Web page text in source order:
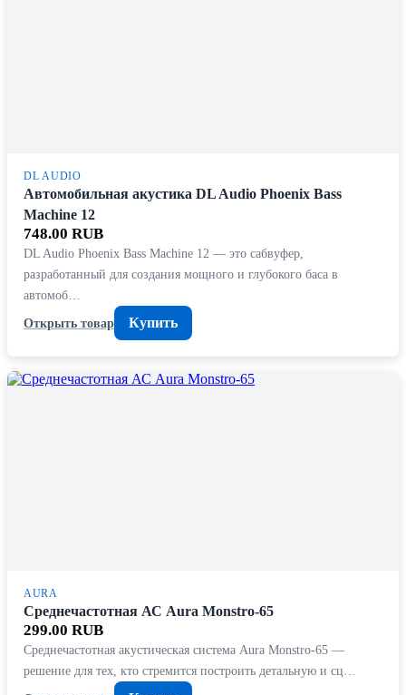
DL AUDIO
Автомобильная акустика DL Audio Phoenix Bass
Machine 12
748.00 RUB
DL Audio Phoenix Bass Machine 12 — это сабвуфер,
разработанный для создания мощного и глубокого баса в
автомоб…
Открыть товар
Купить
AURA
Среднечастотная АС Aura Monstro-65
299.00 RUB
Среднечастотная акустическая система Aura Monstro-65 —
решение для тех, кто стремится построить детальную и сц…